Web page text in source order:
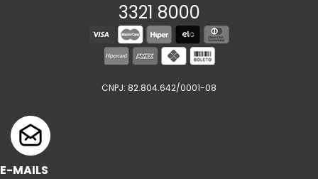
3321 8000
CNPJ: 82.804.642/0001-08
E-MAILS